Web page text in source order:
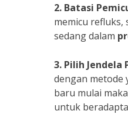
2. Batasi
memicu refluks,
sedang dalam
3. Pilih Jendela
dengan metode
baru mulai
untuk